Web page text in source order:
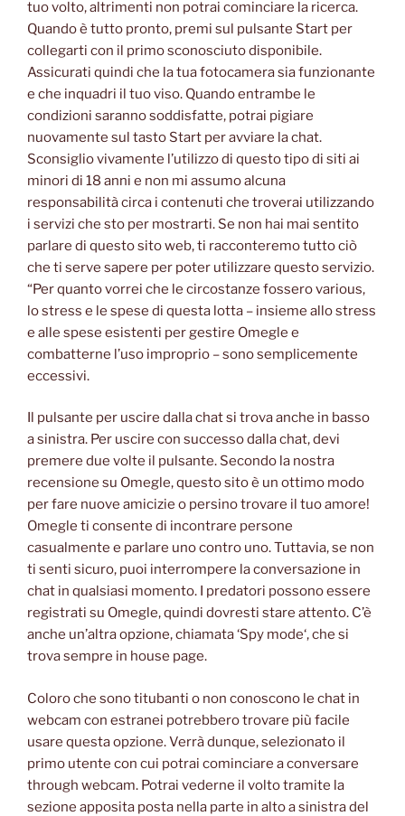
tuo volto, altrimenti non potrai cominciare la ricerca.
Quando è tutto pronto, premi sul pulsante Start per
collegarti con il primo sconosciuto disponibile.
Assicurati quindi che la tua fotocamera sia funzionante
e che inquadri il tuo viso. Quando entrambe le
condizioni saranno soddisfatte, potrai pigiare
nuovamente sul tasto Start per avviare la chat.
Sconsiglio vivamente l’utilizzo di questo tipo di siti ai
minori di 18 anni e non mi assumo alcuna
responsabilità circa i contenuti che troverai utilizzando
i servizi che sto per mostrarti. Se non hai mai sentito
parlare di questo sito web, ti racconteremo tutto ciò
che ti serve sapere per poter utilizzare questo servizio.
“Per quanto vorrei che le circostanze fossero various,
lo stress e le spese di questa lotta – insieme allo stress
e alle spese esistenti per gestire Omegle e
combatterne l’uso improprio – sono semplicemente
eccessivi.
Il pulsante per uscire dalla chat si trova anche in basso
a sinistra. Per uscire con successo dalla chat, devi
premere due volte il pulsante. Secondo la nostra
recensione su Omegle, questo sito è un ottimo modo
per fare nuove amicizie o persino trovare il tuo amore!
Omegle ti consente di incontrare persone
casualmente e parlare uno contro uno. Tuttavia, se non
ti senti sicuro, puoi interrompere la conversazione in
chat in qualsiasi momento. I predatori possono essere
registrati su Omegle, quindi dovresti stare attento. C’è
anche un’altra opzione, chiamata ‘Spy mode‘, che si
trova sempre in house page.
Coloro che sono titubanti o non conoscono le chat in
webcam con estranei potrebbero trovare più facile
usare questa opzione. Verrà dunque, selezionato il
primo utente con cui potrai cominciare a conversare
through webcam. Potrai vederne il volto tramite la
sezione apposita posta nella parte in alto a sinistra del